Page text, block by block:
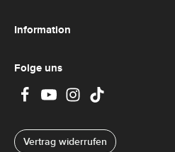
Information
Folge uns
Vertrag widerrufen